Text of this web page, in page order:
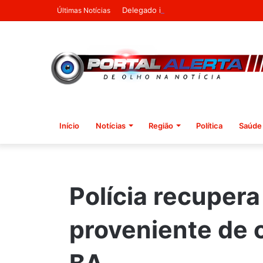
Últimas Notícias Delegado investigado por cobrar
Início Notícias Região Política Saúde
Polícia
proveniente de